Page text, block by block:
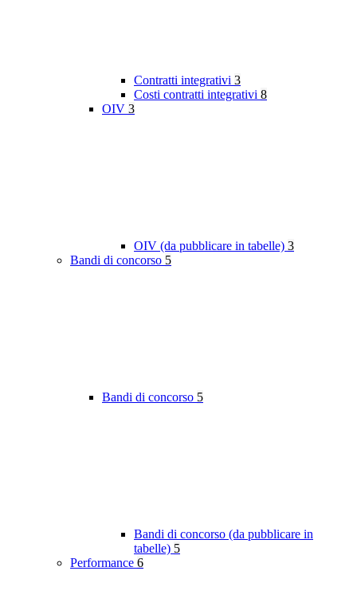
Contratti integrativi 3
Costi contratti integrativi 8
OIV 3
OIV (da pubblicare in tabelle) 3
Bandi di concorso 5
Bandi di concorso 5
Bandi di concorso (da pubblicare in
tabelle) 5
Performance 6